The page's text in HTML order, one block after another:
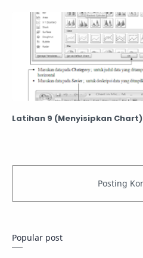
Latihan 9 (Menyisipkan Chart)
Popular post